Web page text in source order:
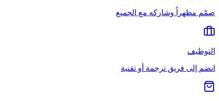
صمّم مظهراً وشاركه مع الجميع
التوظيف
انضم إلى فريق ترجمة أو تقنية